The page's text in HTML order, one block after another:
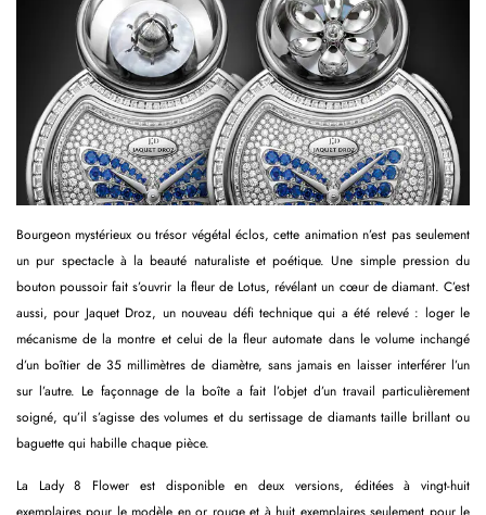
Bourgeon mystérieux ou trésor végétal éclos, cette animation n’est pas seulement
un pur spectacle à la beauté naturaliste et poétique. Une simple pression du
bouton poussoir fait s’ouvrir la fleur de Lotus, révélant un cœur de diamant. C’est
aussi, pour Jaquet Droz, un nouveau défi technique qui a été relevé : loger le
mécanisme de la montre et celui de la fleur automate dans le volume inchangé
d’un boîtier de 35 millimètres de diamètre, sans jamais en laisser interférer l’un
sur l’autre. Le façonnage de la boîte a fait l’objet d’un travail particulièrement
soigné, qu’il s’agisse des volumes et du sertissage de diamants taille brillant ou
baguette qui habille chaque pièce.
La Lady 8 Flower est disponible en deux versions, éditées à vingt-huit